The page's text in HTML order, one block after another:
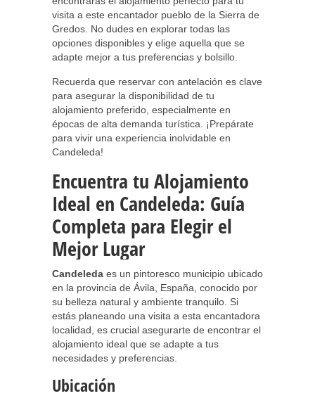
visita a este encantador pueblo de la Sierra de
Gredos. No dudes en explorar todas las
opciones disponibles y elige aquella que se
adapte mejor a tus preferencias y bolsillo.
Recuerda que reservar con antelación es clave
para asegurar la disponibilidad de tu
alojamiento preferido, especialmente en
épocas de alta demanda turística. ¡Prepárate
para vivir una experiencia inolvidable en
Candeleda!
Encuentra tu Alojamiento
Ideal en Candeleda: Guía
Completa para Elegir el
Mejor Lugar
Candeleda es un pintoresco municipio ubicado
en la provincia de Ávila, España, conocido por
su belleza natural y ambiente tranquilo. Si
estás planeando una visita a esta encantadora
localidad, es crucial asegurarte de encontrar el
alojamiento ideal que se adapte a tus
necesidades y preferencias.
Ubicación